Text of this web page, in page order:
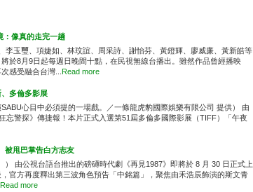
：像真的走完一趟
李玉璽、項婕如、林玟誼、周采詩、謝怡芬、黃鐙輝、廖威廉、黃新皓等
於8月9日起每週日晚間十點，在民視無線台播出。雖然作品曾經播映
感受融合台灣... Read more
、多倫多影展
心目中必須提的一場戲。／一條龍虎豹國際娛樂有限公司 提供） 由
忘警探》傳捷報！本片正式入選第51屆多倫多國際影展（TIFF）「午夜
被甩巴掌告白方志友
） 由公視台語台推出的磅礡時代劇《再見1987》即將於 8 月 30 日正式上
官方再度釋出第三波角色預告「中銘篇」，聚焦由禾浩辰飾演的斯文青
Read more